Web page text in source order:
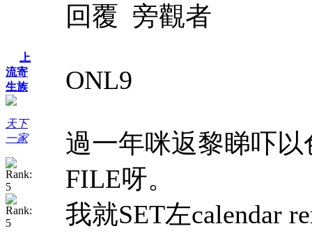
上
流寄
生族
天下
一家
回覆 旁觀者
ONL9
過一年咪返黎睇吓以
FILE呀。
我就SET左calendar